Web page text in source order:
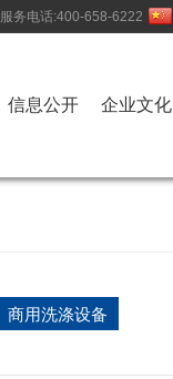
服务电话:400-658-6222
信息公开 企业文化
商用洗涤设备